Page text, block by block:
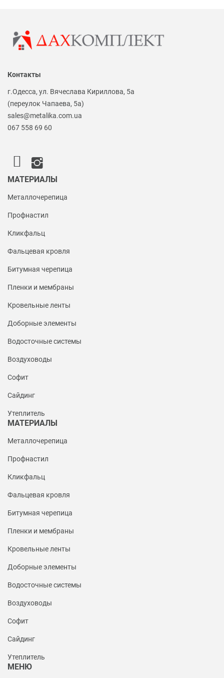
Контакты
г.Одесса, ул. Вячеслава Кириллова, 5а
(переулок Чапаева, 5а)
sales@metalika.com.ua
067 558 69 60
МАТЕРИАЛЫ
Металлочерепица
Профнастил
Кликфальц
Фальцевая кровля
Битумная черепица
Пленки и мембраны
Кровельные ленты
Доборные элементы
Водосточные системы
Воздуховоды
Софит
Сайдинг
Утеплитель
МАТЕРИАЛЫ
Металлочерепица
Профнастил
Кликфальц
Фальцевая кровля
Битумная черепица
Пленки и мембраны
Кровельные ленты
Доборные элементы
Водосточные системы
Воздуховоды
Софит
Сайдинг
Утеплитель
МЕНЮ